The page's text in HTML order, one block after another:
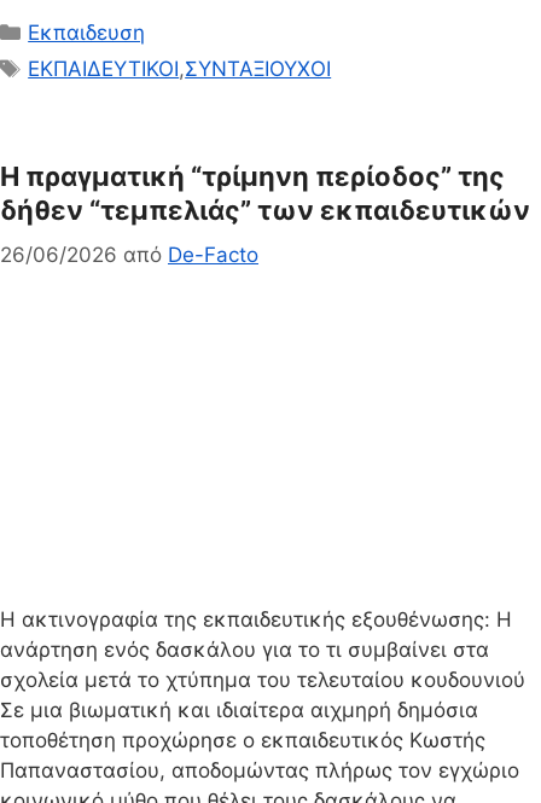
Κατηγορίες
Εκπαιδευση
Ετικέτες
ΕΚΠΑΙΔΕΥΤΙΚΟΙ,ΣΥΝΤΑΞΙΟΥΧΟΙ
Η πραγματική “τρίμηνη περίοδος” της
δήθεν “τεμπελιάς” των εκπαιδευτικών
26/06/2026 από De-Facto
Η ακτινογραφία της εκπαιδευτικής εξουθένωσης: Η
ανάρτηση ενός δασκάλου για το τι συμβαίνει στα
σχολεία μετά το χτύπημα του τελευταίου κουδουνιού
Σε μια βιωματική και ιδιαίτερα αιχμηρή δημόσια
τοποθέτηση προχώρησε ο εκπαιδευτικός Κωστής
Παπαναστασίου, αποδομώντας πλήρως τον εγχώριο